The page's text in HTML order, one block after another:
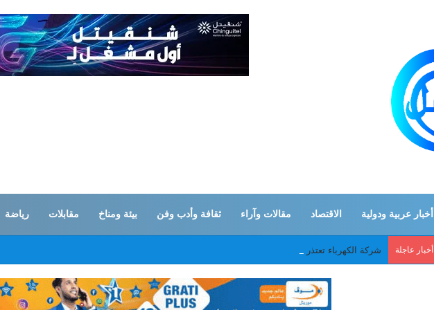
أخبار عربية ودولية الاقتصاد مقالات وآراء ثقافة وأدب وفن بيئة ومناخ مقابلات رياضة
أخبار عاجلة شركة الكهرباء تعتذر عن انقطاعات مقررة لأشغال صيانة في نواكشوط